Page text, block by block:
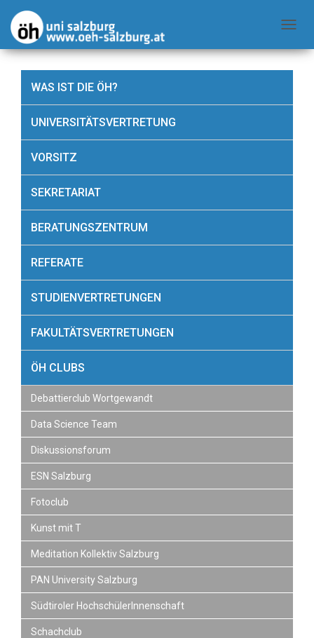
A
V
G
T
O
U
S
H
L
E
WAS IST DIE ÖH?
UNIVERSITÄTSVERTRETUNG
VORSITZ
SEKRETARIAT
BERATUNGSZENTRUM
REFERATE
STUDIENVERTRETUNGEN
FAKULTÄTSVERTRETUNGEN
ÖH CLUBS
Debattierclub Wortgewandt
Data Science Team
Diskussionsforum
ESN Salzburg
Fotoclub
Kunst mit T
Meditation Kollektiv Salzburg
PAN University Salzburg
Südtiroler HochschülerInnenschaft
Schachclub